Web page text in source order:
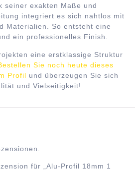
seiner exakten Maße und
integriert es sich nahtlos mit
Materialien. So entsteht eine
ein professionelles Finish.
eine erstklassige Struktur
Sie noch heute dieses
Profil und überzeugen Sie sich
und Vielseitigkeit!
für „Alu-Profil 18mm 1